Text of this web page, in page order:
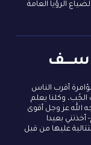
الرؤيا العامة
أقرب الناس
وكلنا يعلم
الله عز وجل أقوى
بعيدا
عليها من قبل